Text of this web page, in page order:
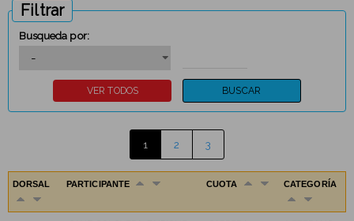
Filtrar
Busqueda por:
1 2 3
DORSAL PARTICIPANTE CUOTA CATEGORÍA